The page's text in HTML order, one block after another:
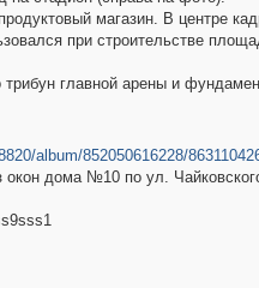
магазин. В центре
при строительстве
трибун главной арены и
album/852050616228/
окон дома №10 по ул.